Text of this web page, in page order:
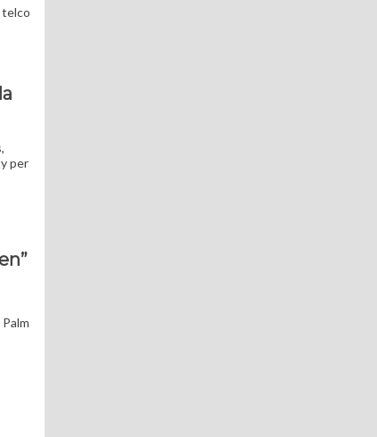
telco
per